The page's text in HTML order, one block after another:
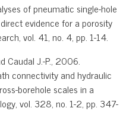
of pneumatic single-hole
evidence for a porosity
vol. 41, no. 4, pp. 1-14.
Caudal J.-P., 2006.
connectivity and hydraulic
borehole scales in a
vol. 328, no. 1-2, pp. 347-